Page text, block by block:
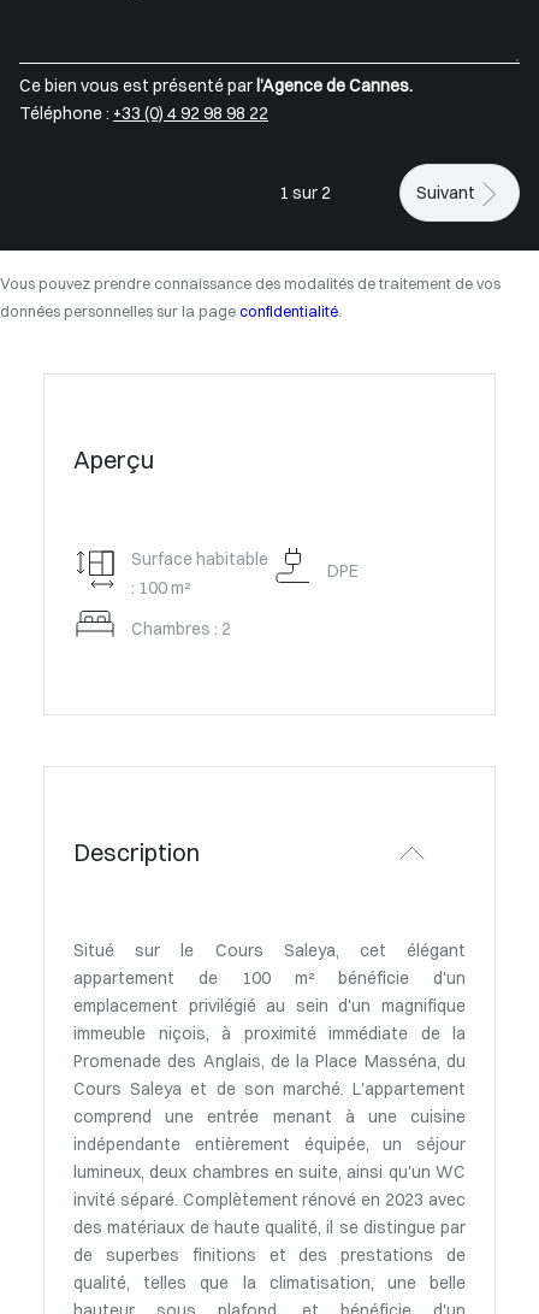
Ce bien vous est présenté par l’Agence de Cannes.
Téléphone : +33 (0) 4 92 98 98 22
1 sur 2 Suivant
Vous pouvez prendre connaissance des modalités de traitement de vos
données personnelles sur la page confidentialité.
Aperçu
Surface habitable
: 100 m²
Chambres : 2
DPE
Description
Situé sur le Cours Saleya, cet élégant
appartement de 100 m² bénéficie d'un
emplacement privilégié au sein d'un magnifique
immeuble niçois, à proximité immédiate de la
Promenade des Anglais, de la Place Masséna, du
Cours Saleya et de son marché. L'appartement
comprend une entrée menant à une cuisine
indépendante entièrement équipée, un séjour
lumineux, deux chambres en suite, ainsi qu'un WC
invité séparé. Complètement rénové en 2023 avec
des matériaux de haute qualité, il se distingue par
de superbes finitions et des prestations de
qualité, telles que la climatisation, une belle